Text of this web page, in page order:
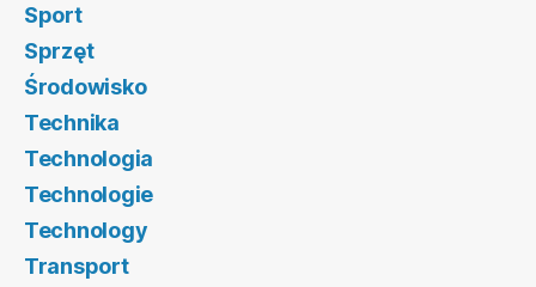
Sport
Sprzęt
Środowisko
Technika
Technologia
Technologie
Technology
Transport